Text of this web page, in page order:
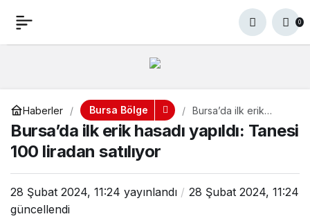
0
Haberler Bursa Bölge
Bursa’da ilk erik
hasadı yapıldı: Tanesi
100 liradan satılıyor
Bursa’da ilk erik hasadı yapıldı: Tanesi
100 liradan satılıyor
28 Şubat 2024, 11:24 yayınlandı
28 Şubat 2024, 11:24
güncellendi
Bursa’da ilk erik hasadı - 0